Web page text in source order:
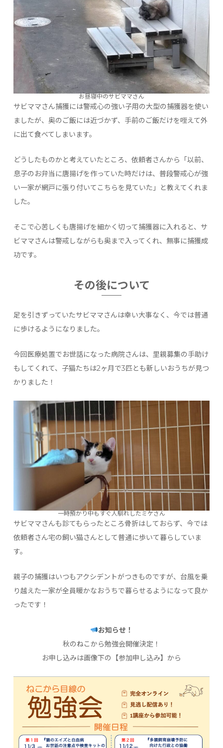
お昼寝中のサビママさん
サビママさん捕獲には警戒心の強い子用の大型の捕獲器を使い
ましたが、奥のご飯には近づかず、手前のご飯だけを咥えて外
に出て食べてしまいます。
どうしたものかと考えていたところ、依頼者さんから「以前、
息子のお弁当に唐揚げを作っていた時だけは、普段警戒心が強
い一家が網戸に張り付いてこちらを見ていた」と教えてくれま
した。
そこで心苦しくも唐揚げを細かく切って捕獲器に入れると、サ
ビママさんは警戒しながらも奥まで入ってくれ、無事に捕獲成
功です。
その後について
足を引きずっていたサビママさんは幸い大事なく、今では普通
に歩けるようになりました。
今回医療処置でお世話になった病院さんは、里親募集の手助け
もしてくれて、子猫たちは2ヶ月で3匹とも新しいおうちが見つ
かりました！
一時預かり中もすぐ人馴れしたミケさん
サビママさんも診てもらったところ骨折はしておらず、今では
依頼者さん宅の飼い猫さんとして普通に歩いて暮らしていま
す。
親子の捕獲はいつもアクシデントがつきものですが、台風を乗
り越えた一家が全員暖かなおうちで暮らせるようになって良か
ったです！
お知らせ！
秋のねこから勉強会開催決定！
お申し込みは画像下の【参加申し込み】から